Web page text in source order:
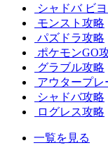
シャドバ ビ
モンスト攻略
パズドラ攻略
ポケモンGO
グラブル攻略
アウタープレ
シャドバ攻略
ログレス攻略
一覧を見る